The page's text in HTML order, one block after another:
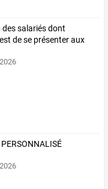
dessalariésdont
est dese présenteraux